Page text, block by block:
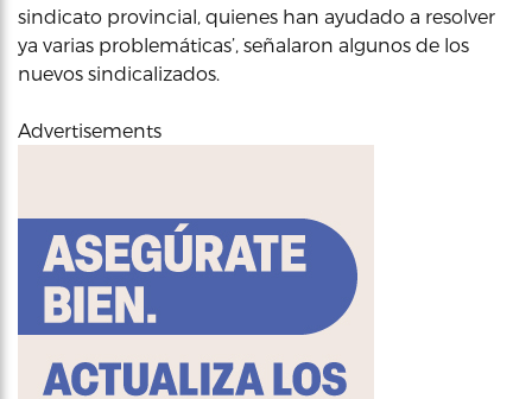
sindicato provincial, quienes han ayudado a resolver
ya varias problemáticas’, señalaron algunos de los
nuevos sindicalizados.
Advertisements